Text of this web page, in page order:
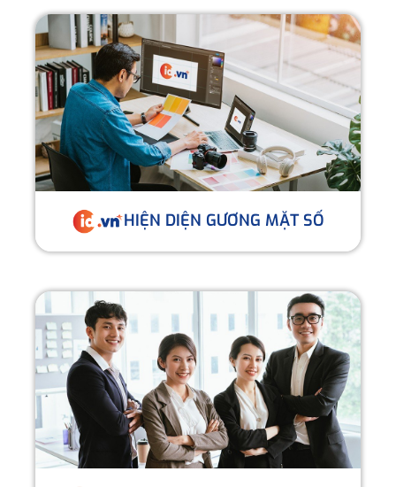
HIỆN DIỆN GƯƠNG MẶT SỐ